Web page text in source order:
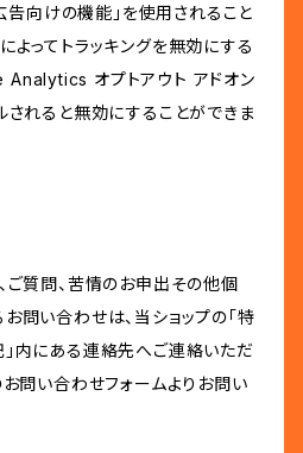
向けの機能」を使用されること
よってトラッキングを無効にする
Analytics オプトアウト アドオン
されると無効にすることができま
ご質問、苦情のお申出その他個
問い合わせは、当ショップの「特
内にある連絡先へご連絡いただ
お問い合わせフォームよりお問い